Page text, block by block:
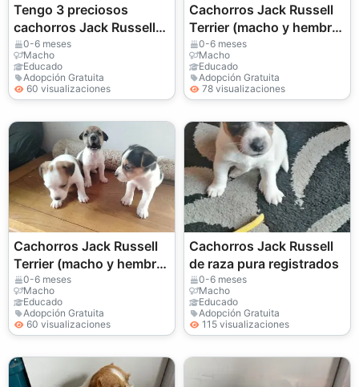
Tengo 3 preciosos
cachorros Jack Russell
listos para sus nuevos
hogares.
0-6 meses
Macho
Educado
Adopción Gratuita
60 visualizaciones
Cachorros Jack Russell
Terrier (macho y hembra)
para adopción
0-6 meses
Macho
Educado
Adopción Gratuita
78 visualizaciones
Cachorros Jack Russell
Terrier (macho y hembra)
para adopción
0-6 meses
Macho
Educado
Adopción Gratuita
60 visualizaciones
Cachorros Jack Russell
de raza pura registrados
0-6 meses
Macho
Educado
Adopción Gratuita
115 visualizaciones